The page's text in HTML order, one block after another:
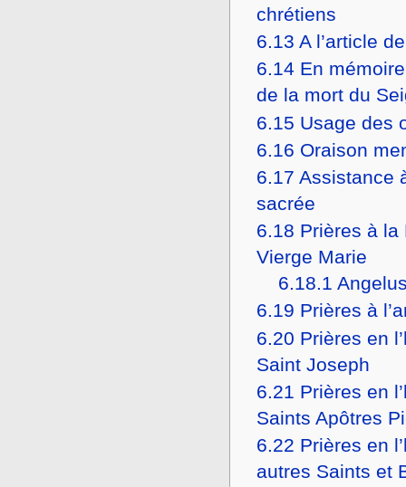
chrétiens
6.13 A l’article
6.14 En
de la mort du
6.15 Usage des
6.16 Oraison
6.17 Assistance
sacrée
6.18 Prières à la
Vierge Marie
6.18.1
6.19 Prières à
6.20 Prières en
Saint Joseph
6.21 Prières en
Saints Apôtres
6.22 Prières en
autres Saints et